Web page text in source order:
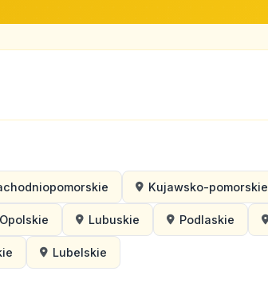
Kujawsko-pomorskie
Opolskie Lubuskie Podlaskie
Lubelskie